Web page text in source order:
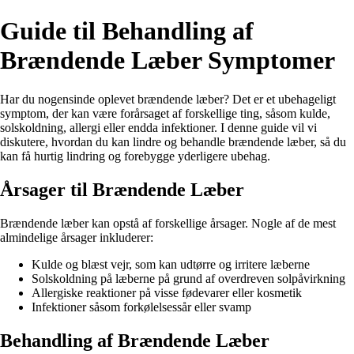
Guide til Behandling af
Brændende Læber Symptomer
Har du nogensinde oplevet brændende læber? Det er et ubehageligt
symptom, der kan være forårsaget af forskellige ting, såsom kulde,
solskoldning, allergi eller endda infektioner. I denne guide vil vi
diskutere, hvordan du kan lindre og behandle brændende læber, så du
kan få hurtig lindring og forebygge yderligere ubehag.
Årsager til Brændende Læber
Brændende læber kan opstå af forskellige årsager. Nogle af de mest
almindelige årsager inkluderer:
Kulde og blæst vejr, som kan udtørre og irritere læberne
Solskoldning på læberne på grund af overdreven solpåvirkning
Allergiske reaktioner på visse fødevarer eller kosmetik
Infektioner såsom forkølelsessår eller svamp
Behandling af Brændende Læber